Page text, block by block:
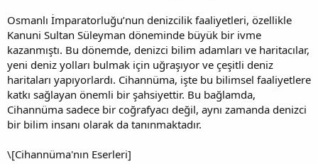
Osmanlı İmparatorluğu’nun denizcilik faaliyetleri, özellikle
Kanuni Sultan Süleyman döneminde büyük bir ivme
kazanmıştı. Bu dönemde, denizci bilim adamları ve haritacılar,
yeni deniz yolları bulmak için uğraşıyor ve çeşitli deniz
haritaları yapıyorlardı. Cihannüma, işte bu bilimsel faaliyetlere
katkı sağlayan önemli bir şahsiyettir. Bu bağlamda,
Cihannüma sadece bir coğrafyacı değil, aynı zamanda denizci
bir bilim insanı olarak da tanınmaktadır.
\[Cihannüma'nın Eserleri]